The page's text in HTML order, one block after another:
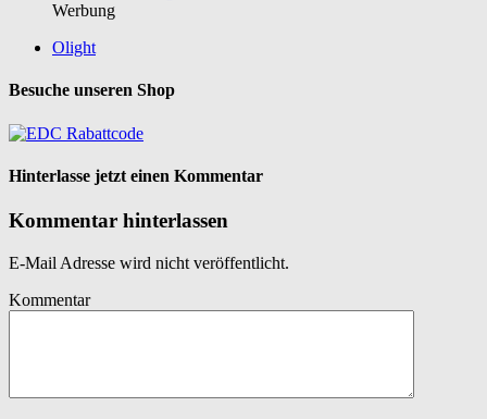
Werbung
Olight
Besuche unseren Shop
Hinterlasse jetzt einen Kommentar
Kommentar hinterlassen
E-Mail Adresse wird nicht veröffentlicht.
Kommentar